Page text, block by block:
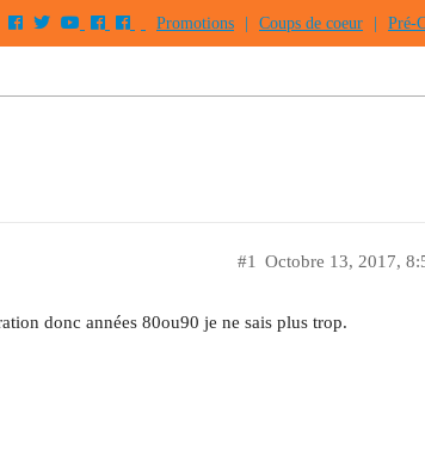
Promotions Coups de coeur Pré-
Octobre 13, 2017,
#1
donc années 80ou90 je ne sais plus trop.